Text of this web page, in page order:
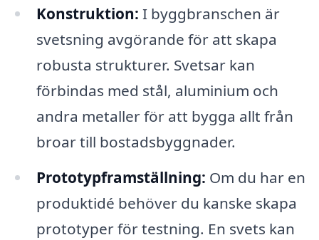
Konstruktion: I byggbranschen är
svetsning avgörande för att skapa
robusta strukturer. Svetsar kan
förbindas med stål, aluminium och
andra metaller för att bygga allt från
broar till bostadsbyggnader.
Prototypframställning: Om du har en
produktidé behöver du kanske skapa
prototyper för testning. En svets kan